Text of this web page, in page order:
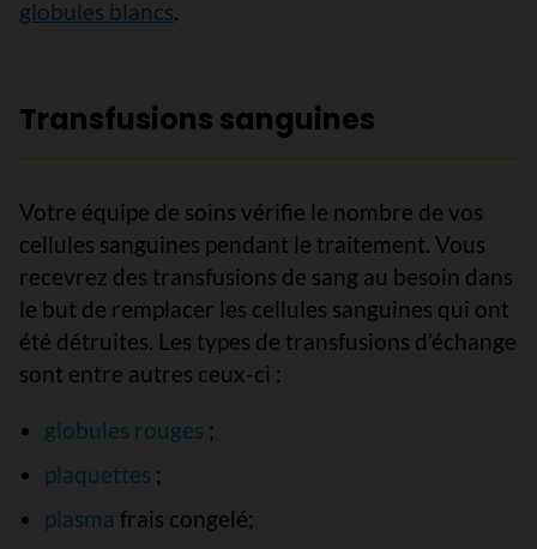
globules blancs.
Transfusions sanguines
Votre équipe de soins vérifie le nombre de vos
cellules sanguines pendant le traitement. Vous
recevrez des transfusions de sang au besoin dans
le but de remplacer les cellules sanguines qui ont
été détruites. Les types de transfusions d’échange
sont entre autres ceux-ci :
globules rouges ;
plaquettes ;
plasma frais congelé;